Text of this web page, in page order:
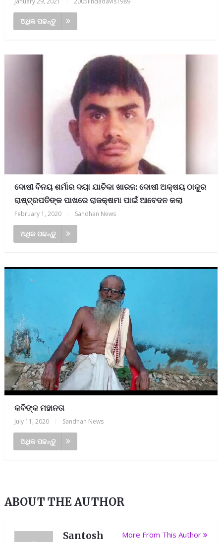
ଅଧିକ ପଢନ୍ତୁ
ଦୋଷୀ ବିନୟ ଶର୍ମାର ଦୟା ଯାଚିକା ଖାରଜ: ଦୋଷୀ ଅକ୍ଷୟ ଠାକୁର
ରାଷ୍ଟ୍ରପତିଙ୍କ ପାଖରେ ରାଜକ୍ଷମା ପାଇଁ ଆବେଦନ କଲା
February 1, 2020 Sandhan News
ଅଧିକ ପଢନ୍ତୁ
କବିଙ୍କ ମହାନତା
July 11, 2020 Sandhan News
ଅଧିକ ପଢନ୍ତୁ
ABOUT THE AUTHOR
Santosh More From This Author